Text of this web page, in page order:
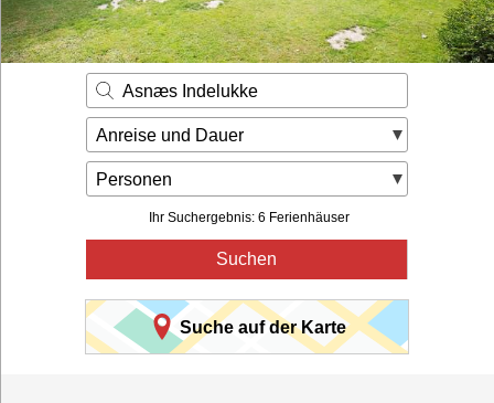
Gut zu wissen
Login
Asnæs Indelukke
Anreise und Dauer
Personen
Ihr Suchergebnis: 6 Ferienhäuser
Suchen
Suche auf der Karte